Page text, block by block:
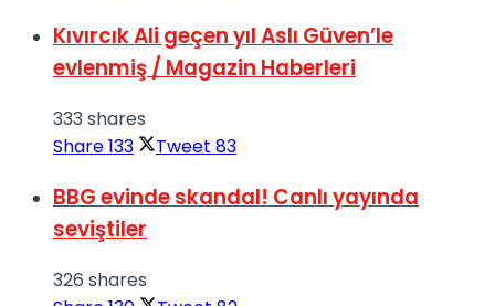
Kıvırcık Ali geçen yıl Aslı Güven’le
evlenmiş / Magazin Haberleri
333 shares
Share133 Tweet 83
BBG evinde skandal! Canlı yayında
seviştiler
326 shares